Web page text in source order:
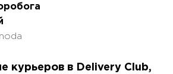
курьеров в Delivery Club,